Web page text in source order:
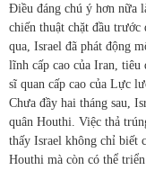
Điều đáng chú ý hơn nữa
chiến thuật chặt đầu
qua, Israel đã phát động
lĩnh cấp cao của Iran, tiêu
sĩ quan cấp cao của Lực
Chưa đầy hai tháng sau,
quân Houthi. Việc thả
thấy Israel không chỉ biết
Houthi mà còn có thể